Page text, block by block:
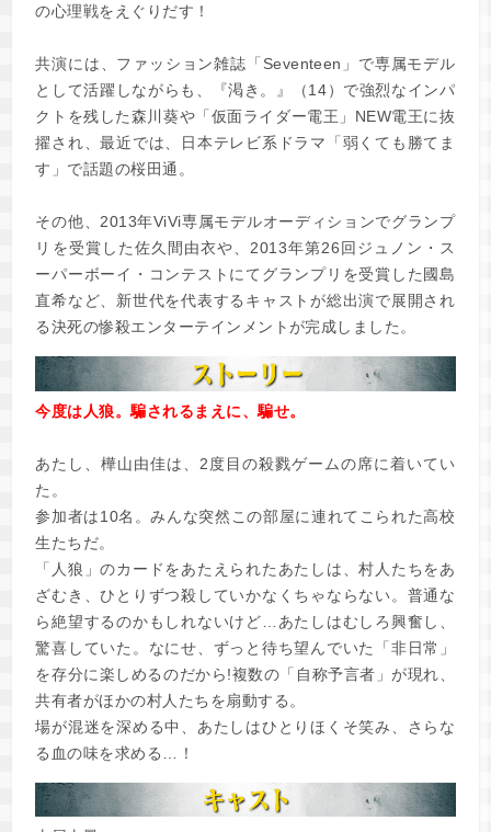
の心理戦をえぐりだす！
共演には、ファッション雑誌「Seventeen」で専属モデル
として活躍しながらも、『渇き。』（14）で強烈なインパ
クトを残した森川葵や「仮面ライダー電王」NEW電王に抜
擢され、最近では、日本テレビ系ドラマ「弱くても勝てま
す」で話題の桜田通。
その他、2013年ViVi専属モデルオーディションでグランプ
リを受賞した佐久間由衣や、2013年第26回ジュノン・ス
ーパーボーイ・コンテストにてグランプリを受賞した國島
直希など、新世代を代表するキャストが総出演で展開され
る決死の惨殺エンターテインメントが完成しました。
今度は人狼。騙されるまえに、騙せ。
あたし、樺山由佳は、2度目の殺戮ゲームの席に着いてい
た。
参加者は10名。みんな突然この部屋に連れてこられた高校
生たちだ。
「人狼」のカードをあたえられたあたしは、村人たちをあ
ざむき、ひとりずつ殺していかなくちゃならない。普通な
ら絶望するのかもしれないけど…あたしはむしろ興奮し、
驚喜していた。なにせ、ずっと待ち望んでいた「非日常」
を存分に楽しめるのだから!複数の「自称予言者」が現れ、
共有者がほかの村人たちを扇動する。
場が混迷を深める中、あたしはひとりほくそ笑み、さらな
る血の味を求める…！